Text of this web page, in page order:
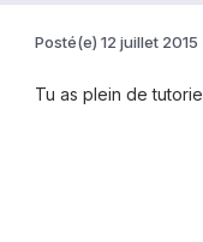
Posté(e) 12 juillet 2015
Tu as plein de